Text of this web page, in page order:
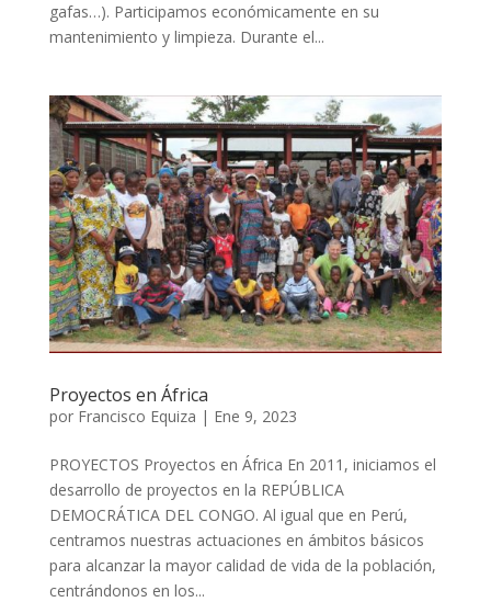
gafas…). Participamos económicamente en su
mantenimiento y limpieza. Durante el...
Proyectos en África
por Francisco Equiza | Ene 9, 2023
PROYECTOS Proyectos en África En 2011, iniciamos el
desarrollo de proyectos en la REPÚBLICA
DEMOCRÁTICA DEL CONGO. Al igual que en Perú,
centramos nuestras actuaciones en ámbitos básicos
para alcanzar la mayor calidad de vida de la población,
centrándonos en los...